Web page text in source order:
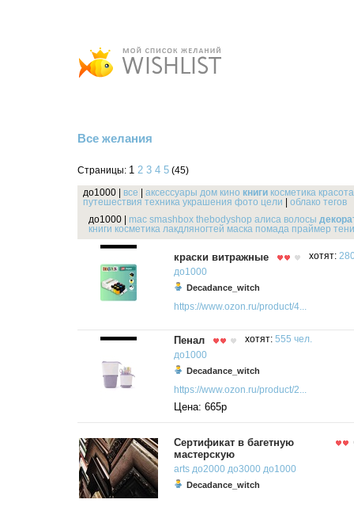
Все желания
Страницы: 1 2 3 4 5 (45)
до1000 все аксессуары дом кино книги косметика красота
путешествия техника украшения фото цели
облако тегов
до1000
mac smashbox thebodyshop алиса волосы
книги косметика лакдляногтей маска помада праймер
краски витражные хотят:
до1000
Decadance_witch
https://www.ozon.ru/product/4...
Пенал хотят: 555 чел.
до1000
Decadance_witch
https://www.ozon.ru/product/2...
Цена: 665р
Сертификат в багетную
мастерскую
arts до2000 до3000 до1000
Decadance_witch